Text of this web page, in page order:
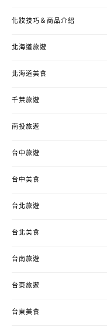
化妝技巧＆商品介紹
北海道旅遊
北海道美食
千葉旅遊
南投旅遊
台中旅遊
台中美食
台北旅遊
台北美食
台南旅遊
台東旅遊
台東美食